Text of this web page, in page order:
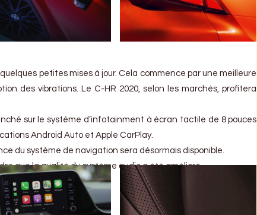
petites mises à jour. Cela commence par une meilleure
des vibrations. Le C-HR 2020, selon les marchés, profitera
sur le système d’infotainment à écran tactile de 8 pouces
Android Auto et Apple CarPlay.
du système de navigation sera désormais disponible.
que la qualité du système audio a été amélioré.